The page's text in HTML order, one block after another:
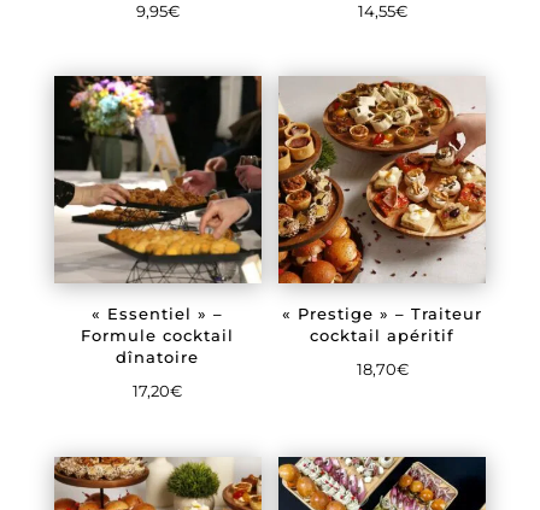
9,95€
14,55€
« Essentiel » –
Formule cocktail
dînatoire
17,20€
« Prestige » – Traiteur
cocktail apéritif
18,70€